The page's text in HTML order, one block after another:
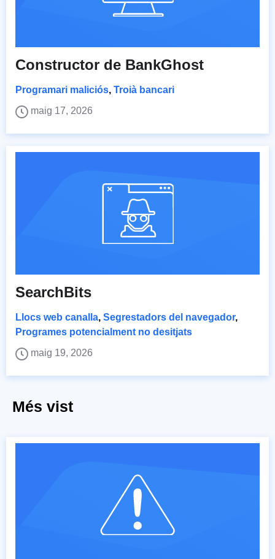
Constructor de BankGhost
Programari maliciós, Troià bancari
maig 17, 2026
SearchBits
Llocs web canalla, Segrestadors del navegador,
Programes potencialment no desitjats
maig 19, 2026
Més vist